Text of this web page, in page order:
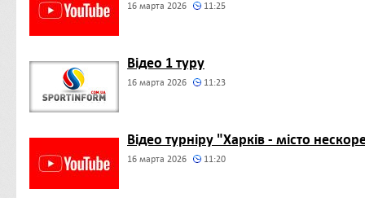
16 марта 2026 11:25
Відео 1 туру
16 марта 2026 11:23
Відео турніру "Харків - місто
16 марта 2026 11:20